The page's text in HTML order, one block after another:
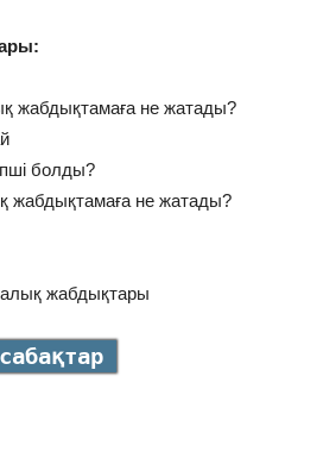
жабдықтамаға не жатады?
болды?
жабдықтамаға не жатады?
жабдықтары